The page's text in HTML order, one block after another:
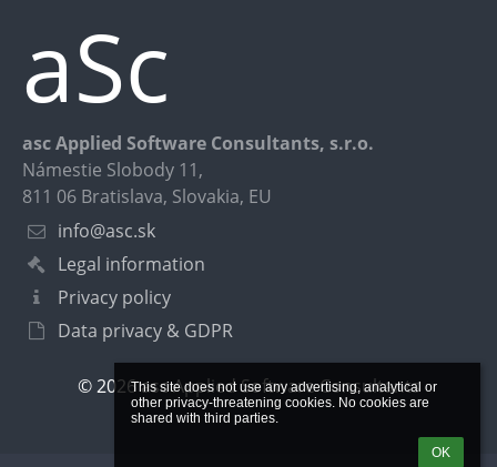
This site does not use any advertising, analytical or
other privacy-threatening cookies. No cookies are
shared with third parties.
OK
aSc
asc Applied Software Consultants, s.r.o.
Námestie Slobody 11,
811 06 Bratislava, Slovakia, EU
info@asc.sk
Legal information
Privacy policy
Data privacy & GDPR
© 2026 asc Applied Software Consultants